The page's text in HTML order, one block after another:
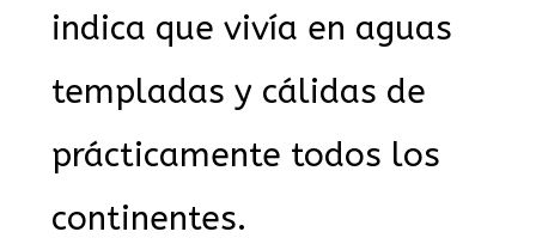
indica que vivía en aguas
templadas y cálidas de
prácticamente todos los
continentes.